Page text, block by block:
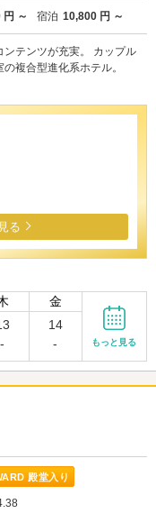
～ 宿泊 10,800 円 ～
テンツが充実。 カップル
複合型進化系ホテル。
る
金
-
14
-
もっと見る
殿堂入り
つ星のうち4